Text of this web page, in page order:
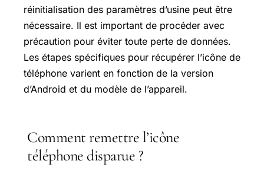
réinitialisation des paramètres d’usine peut être
nécessaire. Il est important de procéder avec
précaution pour éviter toute perte de données.
Les étapes spécifiques pour récupérer l’icône de
téléphone varient en fonction de la version
d’Android et du modèle de l’appareil.
Comment remettre l’icône
téléphone disparue ?